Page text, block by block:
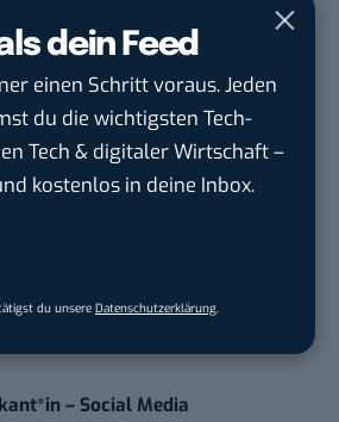
dein Feed
einen Schritt voraus. Jeden
du die wichtigsten Tech-
Tech & digitaler Wirtschaft –
kostenlos in deine Inbox.
du unsere Datenschutzerklärung
Specialist – AI & Content
GmbHinHerrenberg bei
Hausgeräte Ochsenhausen GmbH
– Social Media